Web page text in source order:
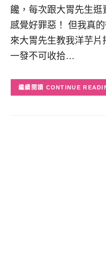
饞，每次跟大胃先生逛
感覺好罪惡！ 但我真
來大胃先生教我洋芋
一發不可收拾…
CONTINUE